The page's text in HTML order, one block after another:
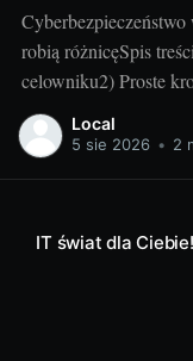
robią różnicęSpis
celowniku2) Proste
utrzymanie i
na celownikuCo to
Local
5 sie 2026 • 2
IT świat dla